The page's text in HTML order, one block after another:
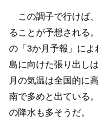
この調子で行けば
ることが予想される
の「3か月予報」によ
島に向けた張り出し
月の気温は全国的に
南で多めと出ている
の降水も多そうだ。